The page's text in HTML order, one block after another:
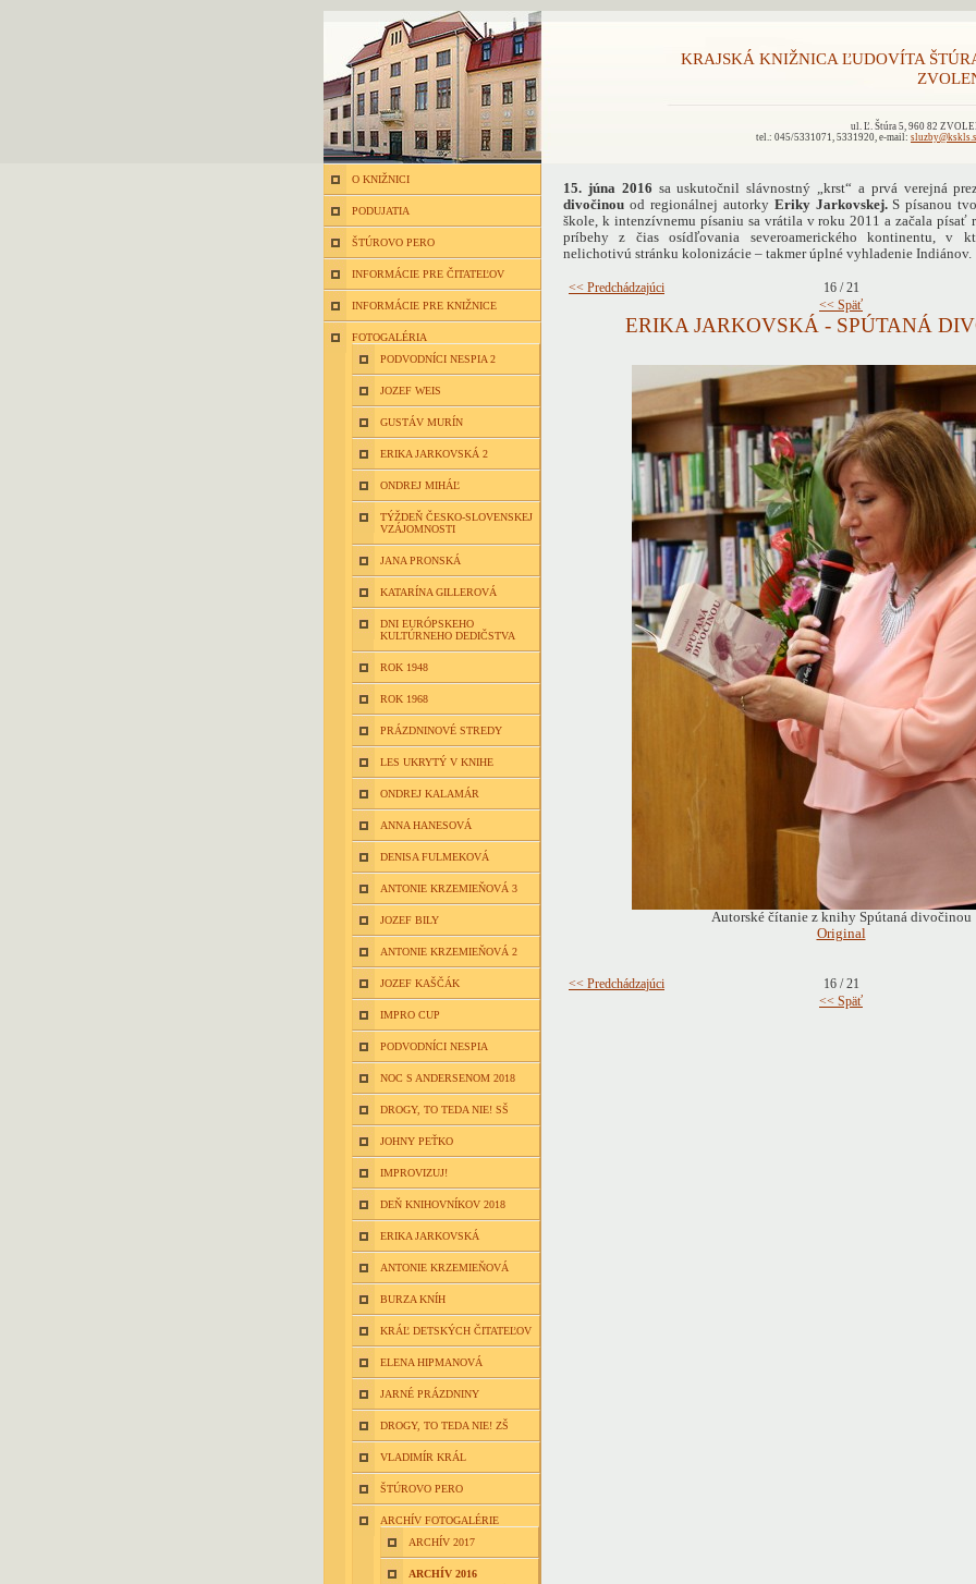
KRAJSKÁ KNIŽNICA ĽUDOVÍTA
ul. Ľ. Štúra 5, 960 82
tel.: 045/5331071, 5331920, e-mail:
O KNIŽNICI
PODUJATIA
ŠTÚROVO PERO
INFORMÁCIE PRE ČITATEĽOV
INFORMÁCIE PRE KNIŽNICE
FOTOGALÉRIA
PODVODNÍCI NESPIA 2
JOZEF WEIS
GUSTÁV MURÍN
ERIKA JARKOVSKÁ 2
ONDREJ MIHÁĽ
TÝŽDEŇ ČESKO-SLOVENSKEJ
VZÁJOMNOSTI
JANA PRONSKÁ
KATARÍNA GILLEROVÁ
DNI EURÓPSKEHO
KULTÚRNEHO DEDIČSTVA
ROK 1948
ROK 1968
PRÁZDNINOVÉ STREDY
LES UKRYTÝ V KNIHE
ONDREJ KALAMÁR
ANNA HANESOVÁ
DENISA FULMEKOVÁ
ANTONIE KRZEMIEŇOVÁ 3
JOZEF BILY
ANTONIE KRZEMIEŇOVÁ 2
JOZEF KAŠČÁK
IMPRO CUP
PODVODNÍCI NESPIA
NOC S ANDERSENOM 2018
DROGY, TO TEDA NIE! SŠ
JOHNY PEŤKO
IMPROVIZUJ!
DEŇ KNIHOVNÍKOV 2018
ERIKA JARKOVSKÁ
ANTONIE KRZEMIEŇOVÁ
BURZA KNÍH
KRÁĽ DETSKÝCH ČITATEĽOV
ELENA HIPMANOVÁ
JARNÉ PRÁZDNINY
DROGY, TO TEDA NIE! ZŠ
VLADIMÍR KRÁL
ŠTÚROVO PERO
ARCHÍV FOTOGALÉRIE
ARCHÍV 2017
ARCHÍV 2016
15. júna 2016 sa uskutočnil slávnostný „krst“ a prvá verejná
divočinou od regionálnej autorky Eriky Jarkovskej.S písanou
škole, k intenzívnemu písaniu sa vrátila v roku 2011 a začala písať
príbehy z čias osídľovania severoamerického kontinentu, v
nelichotivú stránku kolonizácie – takmer úplné vyhladenie Indiánov.
<< Predchádzajúci 16 / 21
<< Späť
ERIKA JARKOVSKÁ - SPÚTANÁ
Autorské čítanie z knihy Spútaná divočinou
Original
<< Predchádzajúci 16 / 21
<< Späť